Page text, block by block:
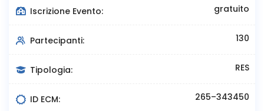
Iscrizione Evento: gratuito
Partecipanti: 130
Tipologia: RES
ID ECM: 265–343450